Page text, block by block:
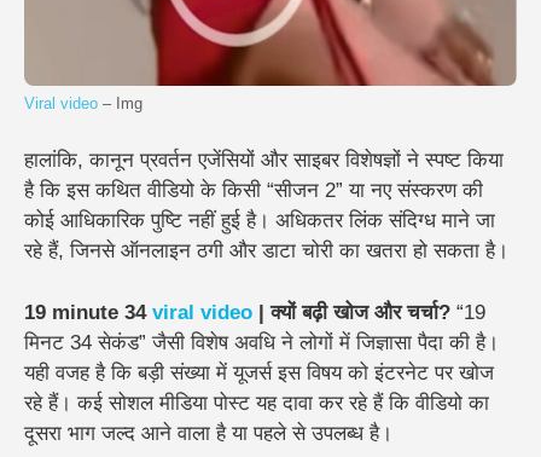
Viral video – Img
हालांकि, कानून प्रवर्तन एजेंसियों और साइबर विशेषज्ञों ने स्पष्ट किया
है कि इस कथित वीडियो के किसी “सीजन 2” या नए संस्करण की
कोई आधिकारिक पुष्टि नहीं हुई है। अधिकतर लिंक संदिग्ध माने जा
रहे हैं, जिनसे ऑनलाइन ठगी और डाटा चोरी का खतरा हो सकता है।
19 minute 34 viral video | क्यों बढ़ी खोज और चर्चा? “19
मिनट 34 सेकंड” जैसी विशेष अवधि ने लोगों में जिज्ञासा पैदा की है।
यही वजह है कि बड़ी संख्या में यूजर्स इस विषय को इंटरनेट पर खोज
रहे हैं। कई सोशल मीडिया पोस्ट यह दावा कर रहे हैं कि वीडियो का
दूसरा भाग जल्द आने वाला है या पहले से उपलब्ध है।